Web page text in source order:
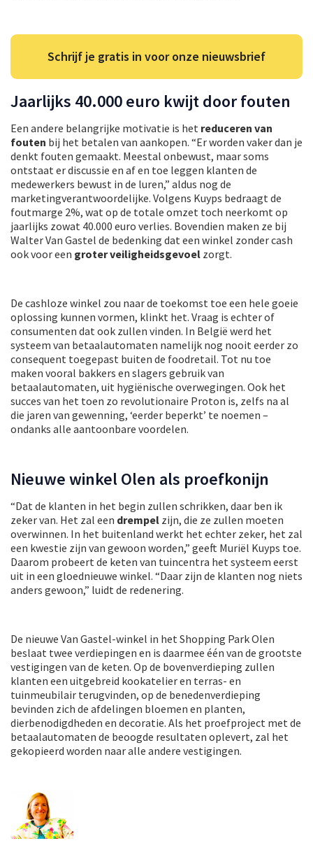
Schrijf je gratis in voor onze nieuwsbrief
Jaarlijks 40.000 euro kwijt door fouten
Een andere belangrijke motivatie is het reduceren van
fouten bij het betalen van aankopen. “Er worden vaker dan je
denkt fouten gemaakt. Meestal onbewust, maar soms
ontstaat er discussie en af en toe leggen klanten de
medewerkers bewust in de luren,” aldus nog de
marketingverantwoordelijke. Volgens Kuyps bedraagt de
foutmarge 2%, wat op de totale omzet toch neerkomt op
jaarlijks zowat 40.000 euro verlies. Bovendien maken ze bij
Walter Van Gastel de bedenking dat een winkel zonder cash
ook voor een groter veiligheidsgevoel zorgt.
De cashloze winkel zou naar de toekomst toe een hele goeie
oplossing kunnen vormen, klinkt het. Vraag is echter of
consumenten dat ook zullen vinden. In België werd het
systeem van betaalautomaten namelijk nog nooit eerder zo
consequent toegepast buiten de foodretail. Tot nu toe
maken vooral bakkers en slagers gebruik van
betaalautomaten, uit hygiënische overwegingen. Ook het
succes van het toen zo revolutionaire Proton is, zelfs na al
die jaren van gewenning, ‘eerder beperkt’ te noemen –
ondanks alle aantoonbare voordelen.
Nieuwe winkel Olen als proefkonijn
“Dat de klanten in het begin zullen schrikken, daar ben ik
zeker van. Het zal een drempel zijn, die ze zullen moeten
overwinnen. In het buitenland werkt het echter zeker, het zal
een kwestie zijn van gewoon worden,” geeft Muriël Kuyps toe.
Daarom probeert de keten van tuincentra het systeem eerst
uit in een gloednieuwe winkel. “Daar zijn de klanten nog niets
anders gewoon,” luidt de redenering.
De nieuwe Van Gastel-winkel in het Shopping Park Olen
beslaat twee verdiepingen en is daarmee één van de grootste
vestigingen van de keten. Op de bovenverdieping zullen
klanten een uitgebreid kookatelier en terras- en
tuinmeubilair terugvinden, op de benedenverdieping
bevinden zich de afdelingen bloemen en planten,
dierbenodigdheden en decoratie. Als het proefproject met de
betaalautomaten de beoogde resultaten oplevert, zal het
gekopieerd worden naar alle andere vestigingen.